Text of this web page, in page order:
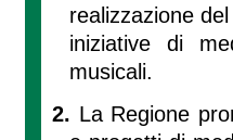
realizzazione
iniziative di
musicali.
2. La Regione